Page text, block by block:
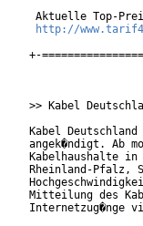
Aktuelle Top-
http://
+-
>> Kabel
Kabel
angek�ndigt. Ab
Kabelhaushalte in
Rheinland-Pfalz,
Mitteilung des
Internetzug�nge